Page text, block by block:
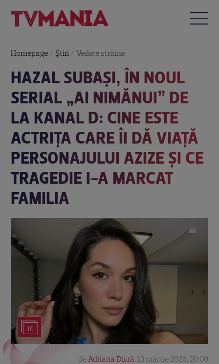
Homepage / Știri /Vedete străine
HAZAL SUBAŞI, ÎN NOUL
SERIAL „AI NIMĂNUI” DE
LA KANAL D: CINE ESTE
ACTRIȚA CARE ÎI DĂ VIAȚĂ
PERSONAJULUI AZIZE ȘI CE
TRAGEDIE I-A MARCAT
FAMILIA
10
deAdriana Diură, 13 martie 2026, 20:00